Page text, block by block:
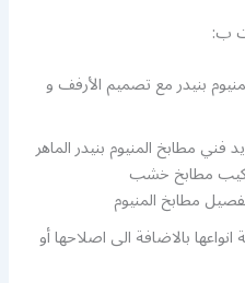
ب:
بنيدر مع تصميم الأرفف و
فني مطابخ المنيوم بنيدر الماهر
مطابخ خشب
مطابخ المنيوم
بالاضافة الى اصلاحها أو